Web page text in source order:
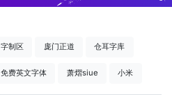
字制区 庞门正道 仓耳字库
免费英文字体 萧熠siue 小米